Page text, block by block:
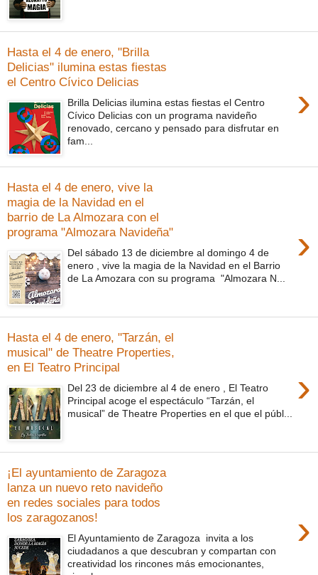
Hasta el 4 de enero, "Brilla
Delicias" ilumina estas fiestas
el Centro Cívico Delicias
›
Brilla Delicias ilumina estas fiestas el Centro
Cívico Delicias con un programa navideño
renovado, cercano y pensado para disfrutar en
fam...
Hasta el 4 de enero, vive la
magia de la Navidad en el
barrio de La Almozara con el
programa "Almozara Navideña"
›
Del sábado 13 de diciembre al domingo 4 de
enero , vive la magia de la Navidad en el Barrio
de La Amozara con su programa "Almozara N...
Hasta el 4 de enero, "Tarzán, el
musical" de Theatre Properties,
en El Teatro Principal
›
Del 23 de diciembre al 4 de enero , El Teatro
Principal acoge el espectáculo “Tarzán, el
musical” de Theatre Properties en el que el públ...
¡El ayuntamiento de Zaragoza
lanza un nuevo reto navideño
en redes sociales para todos
los zaragozanos!
›
El Ayuntamiento de Zaragoza invita a los
ciudadanos a que descubran y compartan con
creatividad los rincones más emocionantes,